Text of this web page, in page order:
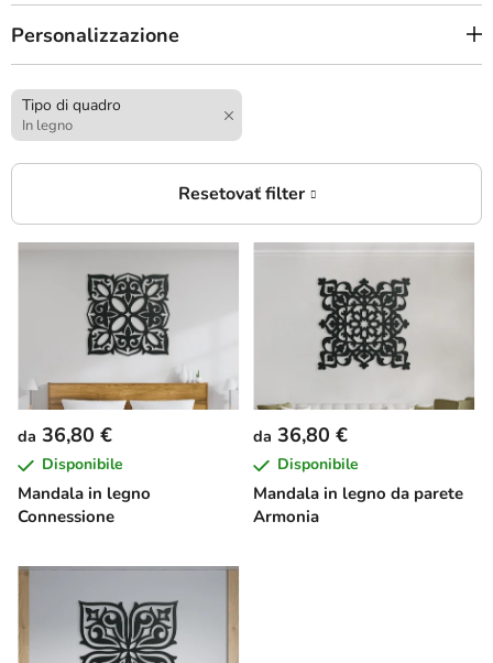
Personalizzazione
Tipo di quadro
In legno
E
o
d
e
p
o
o
t
Mandala in legno
Connessione
da 36,80 €
Disponibile
Mandala in legno da parete
Armonia
da 36,80 €
Disponibile